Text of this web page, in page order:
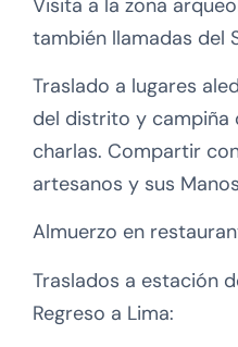
también llamadas del
Traslado a lugares
del distrito y campiña
charlas. Compartir
artesanos y sus
Almuerzo en
Traslados a estación
Regreso a Lima: